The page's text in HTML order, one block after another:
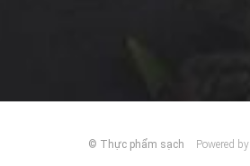
© Thực phẩm sạch Powered by